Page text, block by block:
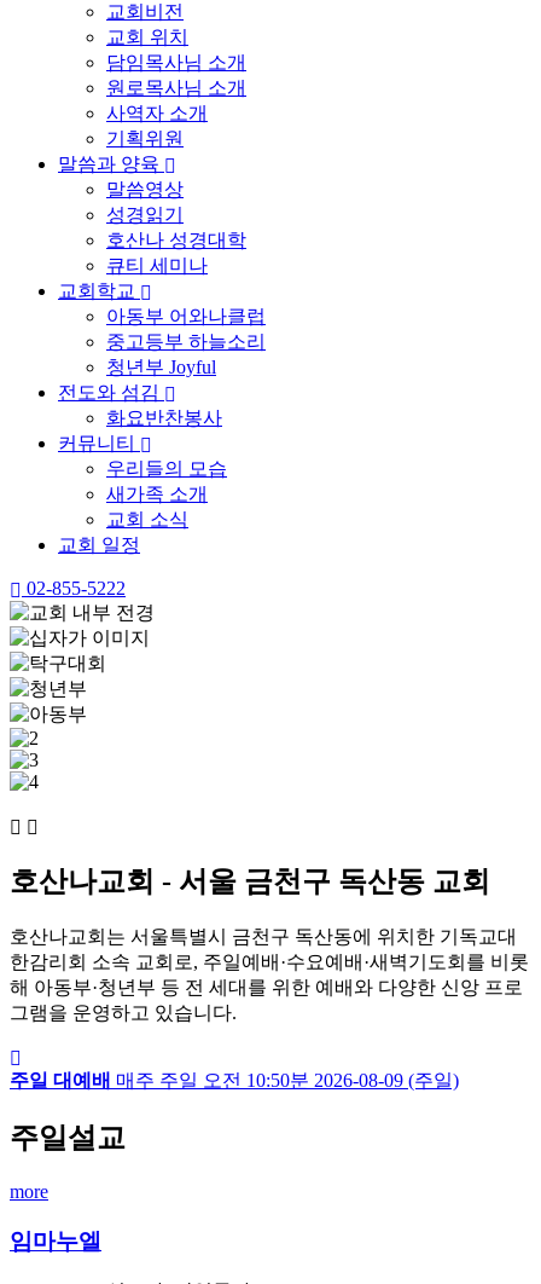
교회비전
교회 위치
담임목사님 소개
원로목사님 소개
사역자 소개
기획위원
말씀과 양육
말씀영상
성경읽기
호산나 성경대학
큐티 세미나
교회학교
아동부 어와나클럽
중고등부 하늘소리
청년부 Joyful
전도와 섬김
화요반찬봉사
커뮤니티
우리들의 모습
새가족 소개
교회 소식
교회 일정
02-855-5222